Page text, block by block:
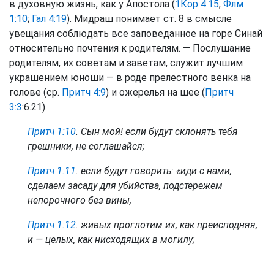
в духовную жизнь, как у Апостола (1Кор 4:15; Флм
1:10; Гал 4:19). Мидраш понимает ст. 8 в смысле
увещания соблюдать все заповеданное на горе Синай
относительно почтения к родителям. — Послушание
родителям, их советам и заветам, служит лучшим
украшением юноши — в роде прелестного венка на
голове (ср. Притч 4:9) и ожерелья на шее (Притч
3:3:6.21).
Притч 1:10. Сын мой! если будут склонять тебя
грешники, не соглашайся;
Притч 1:11. если будут говорить: «иди с нами,
сделаем засаду для убийства, подстережем
непорочного без вины,
Притч 1:12. живых проглотим их, как преисподняя,
и — целых, как нисходящих в могилу;